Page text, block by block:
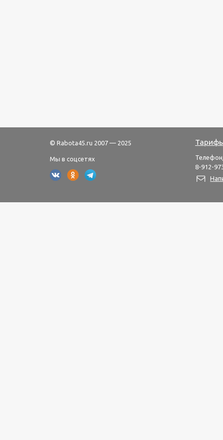
© Rabota45.ru 2007 — 2025
Мы в соцсетях
8-912-